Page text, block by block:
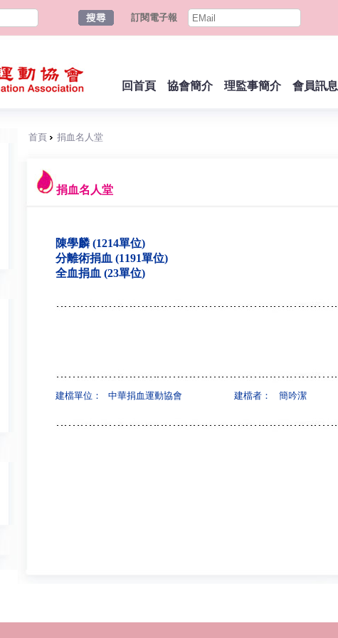
訂閱電子報
回首頁 協會簡介 理監事簡介 會員訊息
首頁 捐血名人堂
捐血名人堂
陳學麟 (1214單位)
分離術捐血 (1191單位)
全血捐血 (23單位)
建檔單位： 中華捐血運動協會 建檔者： 簡吟潔